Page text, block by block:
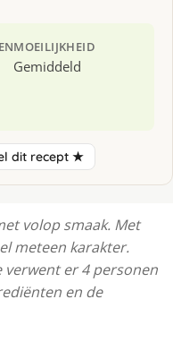
MOEILIJKHEID
Gemiddeld
dit recept ★
volop smaak. Met
meteen karakter.
verwent er 4 personen
en de